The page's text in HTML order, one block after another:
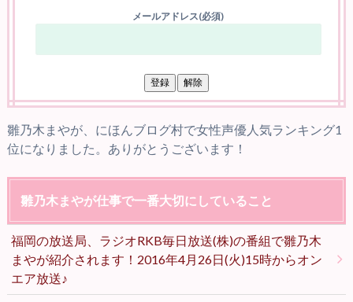
メールアドレス(必須)
雛乃木まやが、にほんブログ村で女性声優人気ランキング1
位になりました。ありがとうございます！
雛乃木まやが仕事で一番大切にしていること
福岡の放送局、ラジオRKB毎日放送(株)の番組で雛乃木
まやが紹介されます！2016年4月26日(火)15時からオン
エア放送♪